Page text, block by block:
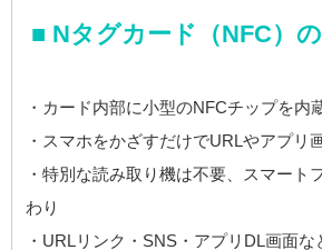
■ Nタグカード（NFC）
・カード内部に小型のNFCチップを内
・スマホをかざすだけでURLやアプリ
・特別な読み取り機は不要、スマート
わり
・URLリンク・SNS・アプリDL画面